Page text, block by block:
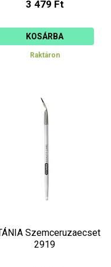
3 479 Ft
KOSÁRBA
Raktáron
Szemceruzaecset
2919